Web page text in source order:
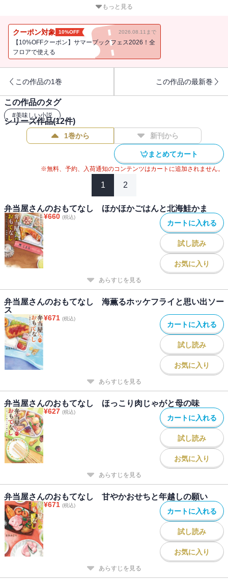
所が記されていた。しかし常連の蟻塚は幼い頃に熊野家で食べたポ
譲らない。蟻塚は自分の記憶が正しいことを証明するため、ユウに
思い出の味を再現してほしいと言い出して・・・・・・？
もっと見る
クーポン対象 10%OFF 2026.08.11まで
【10%OFFクーポン】サマーブックフェス2026！全
フロアで使える
この作品の1巻 この作品の最新巻
この作品のタグ
#美味しい小説
シリーズ作品(12件)
1巻から 新刊から
まとめてカート
※無料、予約、入荷通知のコンテンツはカートに追加されません。
1 2
弁当屋さんのおもてなし ほかほかごはんと北海鮭かま
¥660 (税込)
カートに入れる
試し読み
お気に入り
あらすじを見る
弁当屋さんのおもてなし 海薫るホッケフライと思い出ソー
ス
¥671 (税込)
カートに入れる
試し読み
お気に入り
あらすじを見る
弁当屋さんのおもてなし ほっこり肉じゃがと母の味
¥627 (税込)
カートに入れる
試し読み
お気に入り
あらすじを見る
弁当屋さんのおもてなし 甘やかおせちと年越しの願い
¥671 (税込)
カートに入れる
試し読み
お気に入り
あらすじを見る